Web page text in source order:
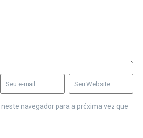
navegador para a próxima vez que